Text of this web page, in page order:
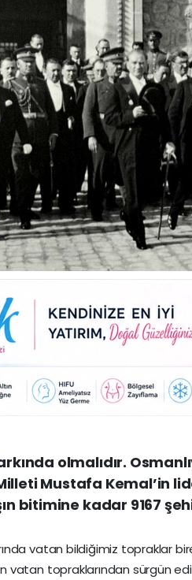
olmalıdır.
Mustafa Kemal’in
bitimine kadar 9167
vatan bildiğimiz topraklar
vatan topraklarından sürgün